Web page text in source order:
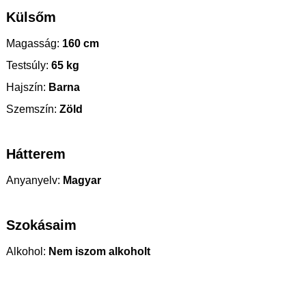
Külsőm
Magasság: 160 cm
Testsúly: 65 kg
Hajszín: Barna
Szemszín: Zöld
Hátterem
Anyanyelv: Magyar
Szokásaim
Alkohol: Nem iszom alkoholt